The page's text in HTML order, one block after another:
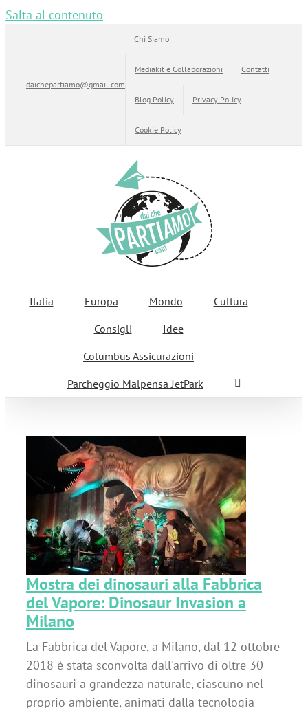
Salta al contenuto
daichepartiamo@gmail.com
Chi Siamo
Mediakit e Collaborazioni Contatti
Blog Policy Privacy Policy
Cookie Policy
Italia Europa Mondo
Cultura
Consigli
Idee
Columbus Assicurazioni
Parcheggio Malpensa JetPark
Mostra dei dinosauri alla Fabbrica
del Vapore: Dinosaur Invasion a
Milano
La Fabbrica del Vapore, a Milano, dal 12 ottobre
2018 è stata sconvolta dall'arrivo di oltre 30
dinosauri a grandezza naturale, ciascuno nel
proprio ambiente, animati dalla tecnologia